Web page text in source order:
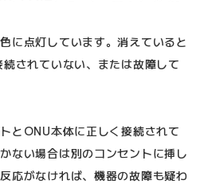
に点灯しています。消えていると
されていない、または故障して
とONU本体に正しく接続されて
ない場合は別のコンセントに挿し
応がなければ、機器の故障も疑わ